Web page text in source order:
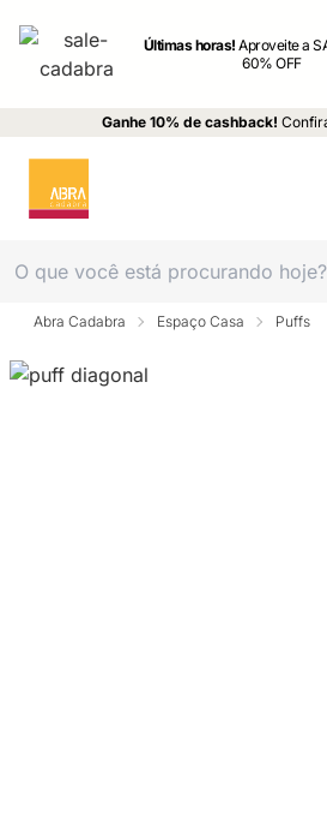
Últimas horas!Aproveite a
60% OFF
Ganhe 10% de cashback!
Abra Cadabra Espaço Casa Puffs